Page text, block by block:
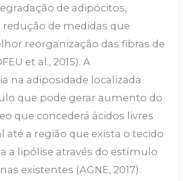
de adipócitos,
de medidas que
reorganização das fibras de
et al., 2015). A
na adiposidade localizada
que pode gerar aumento do
que concederá ácidos livres
até a região que exista o tecido
a lipólise através do estímulo
existentes (AGNE, 2017).